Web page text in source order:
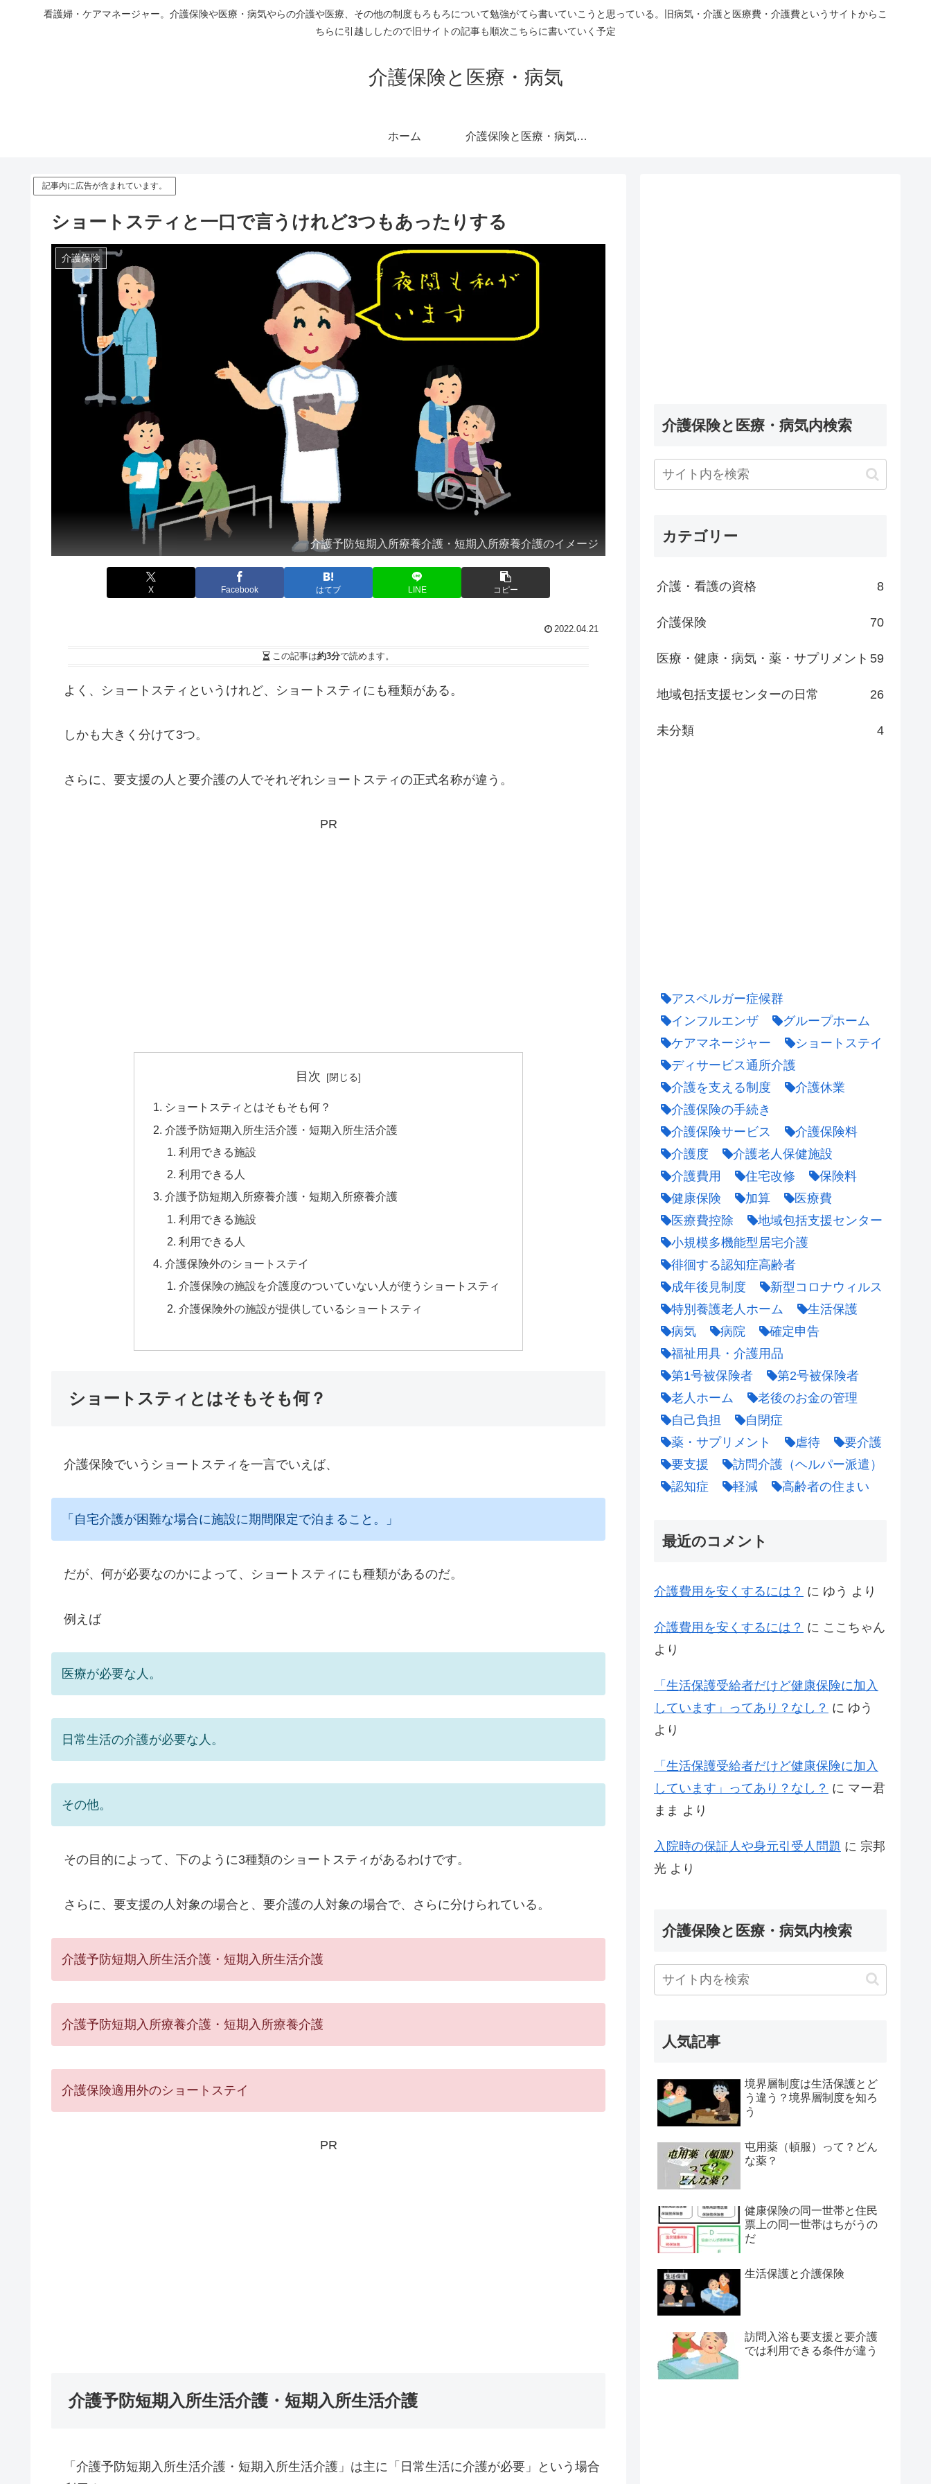
看護婦・ケアマネージャー。介護保険や医療・病気やらの介護や医療、その他の制度もろもろについて勉強がてら書いていこうと思っている。旧病気・介護と医療費・介護費というサイトからこ
ちらに引越ししたので旧サイトの記事も順次こちらに書いていく予定
介護保険と医療・病気
ホーム 介護保険と医療・病気のすべての記事を表示
記事内に広告が含まれています。
ショートスティと一口で言うけれど3つもあったりする
介護保険
介護予防短期入所療養介護・短期入所療養介護のイメージ
X Facebook はてブ LINE コピー
2022.04.21
この記事は約3分で読めます。
よく、ショートスティというけれど、ショートスティにも種類がある。
しかも大きく分けて3つ。
さらに、要支援の人と要介護の人でそれぞれショートスティの正式名称が違う。
PR
目次
ショートスティとはそもそも何？
介護予防短期入所生活介護・短期入所生活介護
利用できる施設
利用できる人
介護予防短期入所療養介護・短期入所療養介護
利用できる施設
利用できる人
介護保険外のショートステイ
介護保険の施設を介護度のついていない人が使うショートスティ
介護保険外の施設が提供しているショートスティ
ショートスティとはそもそも何？
介護保険でいうショートスティを一言でいえば、
「自宅介護が困難な場合に施設に期間限定で泊まること。」
だが、何が必要なのかによって、ショートスティにも種類があるのだ。
例えば
医療が必要な人。
日常生活の介護が必要な人。
その他。
その目的によって、下のように3種類のショートスティがあるわけです。
さらに、要支援の人対象の場合と、要介護の人対象の場合で、さらに分けられている。
介護予防短期入所生活介護・短期入所生活介護
介護予防短期入所療養介護・短期入所療養介護
介護保険適用外のショートステイ
PR
介護予防短期入所生活介護・短期入所生活介護
「介護予防短期入所生活介護・短期入所生活介護」は主に「日常生活に介護が必要」という場合
介護保険と医療・病気内検索
カテゴリー
介護・看護の資格 8
介護保険 70
医療・健康・病気・薬・サプリメント 59
地域包括支援センターの日常 26
未分類 4
アスペルガー症候群
インフルエンザ
グループホーム
ケアマネージャー
ショートステイ
ディサービス通所介護
介護を支える制度
介護休業
介護保険の手続き
介護保険サービス
介護保険料
介護度
介護老人保健施設
介護費用
住宅改修
保険料
健康保険
加算
医療費
医療費控除
地域包括支援センター
小規模多機能型居宅介護
徘徊する認知症高齢者
成年後見制度
新型コロナウィルス
特別養護老人ホーム
生活保護
病気
病院
確定申告
福祉用具・介護用品
第1号被保険者
第2号被保険者
老人ホーム
老後のお金の管理
自己負担
自閉症
薬・サプリメント
虐待
要介護
要支援
訪問介護（ヘルパー派遣）
認知症
軽減 高齢者の住まい
最近のコメント
介護費用を安くするには？ に ゆう より
介護費用を安くするには？ に ここちゃん
より
「生活保護受給者だけど健康保険に加入
しています」ってあり？なし？ に ゆう
より
「生活保護受給者だけど健康保険に加入
しています」ってあり？なし？ に マー君
まま より
入院時の保証人や身元引受人問題 に 宗邦
光 より
介護保険と医療・病気内検索
人気記事
境界層制度は生活保護とど
う違う？境界層制度を知ろ
う
屯用薬（頓服）って？どん
な薬？
健康保険の同一世帯と住民
票上の同一世帯はちがうの
だ
生活保護と介護保険
訪問入浴も要支援と要介護
では利用できる条件が違う